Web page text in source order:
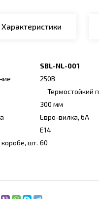
Характеристики
SBL-NL-001
250В
Термостойкий
300 мм
Евро-вилка, 6А
E14
шт. 60